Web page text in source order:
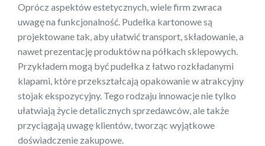
Oprócz aspektów estetycznych, wiele firm zwraca
uwagę na funkcjonalność. Pudełka kartonowe są
projektowane tak, aby ułatwić transport, składowanie, a
nawet prezentację produktów na półkach sklepowych.
Przykładem mogą być pudełka z łatwo rozkładanymi
klapami, które przekształcają opakowanie w atrakcyjny
stojak ekspozycyjny. Tego rodzaju innowacje nie tylko
ułatwiają życie detalicznych sprzedawców, ale także
przyciągają uwagę klientów, tworząc wyjątkowe
doświadczenie zakupowe.